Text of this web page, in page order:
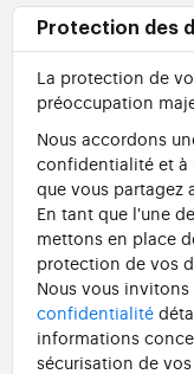
Protection des
La protection de
préoccupation
Nous accordons
confidentialité et à
que vous partagez
En tant que l'une
mettons en place
protection de vos
Nous vous
confidentialité
informations
sécurisation de